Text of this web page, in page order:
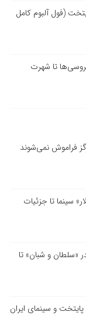
(فول آلبوم کامل
تا شهرت
فراموش نمی‌شوند
سینما تا جزئیات
و شبان» تا
پایتخت و سینمای ایران